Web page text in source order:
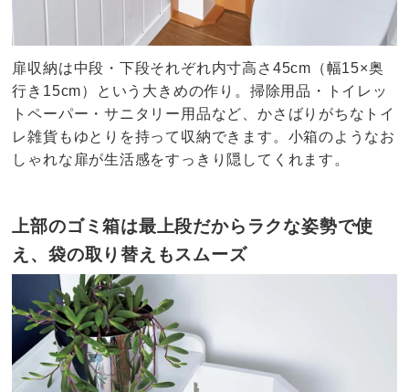
扉収納は中段・下段それぞれ内寸高さ45cm（幅15×奥
行き15cm）という大きめの作り。掃除用品・トイレッ
トペーパー・サニタリー用品など、かさばりがちなトイ
レ雑貨もゆとりを持って収納できます。小箱のようなお
しゃれな扉が生活感をすっきり隠してくれます。
上部のゴミ箱は最上段だからラクな姿勢で使
え、袋の取り替えもスムーズ